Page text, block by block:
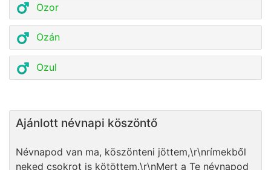
Ozor
Ozán
Ozul
Ajánlott névnapi köszöntő
Névnapod van ma, köszönteni jöttem,\r\nrímekből
neked csokrot is kötöttem.\r\nMert a Te névnapod